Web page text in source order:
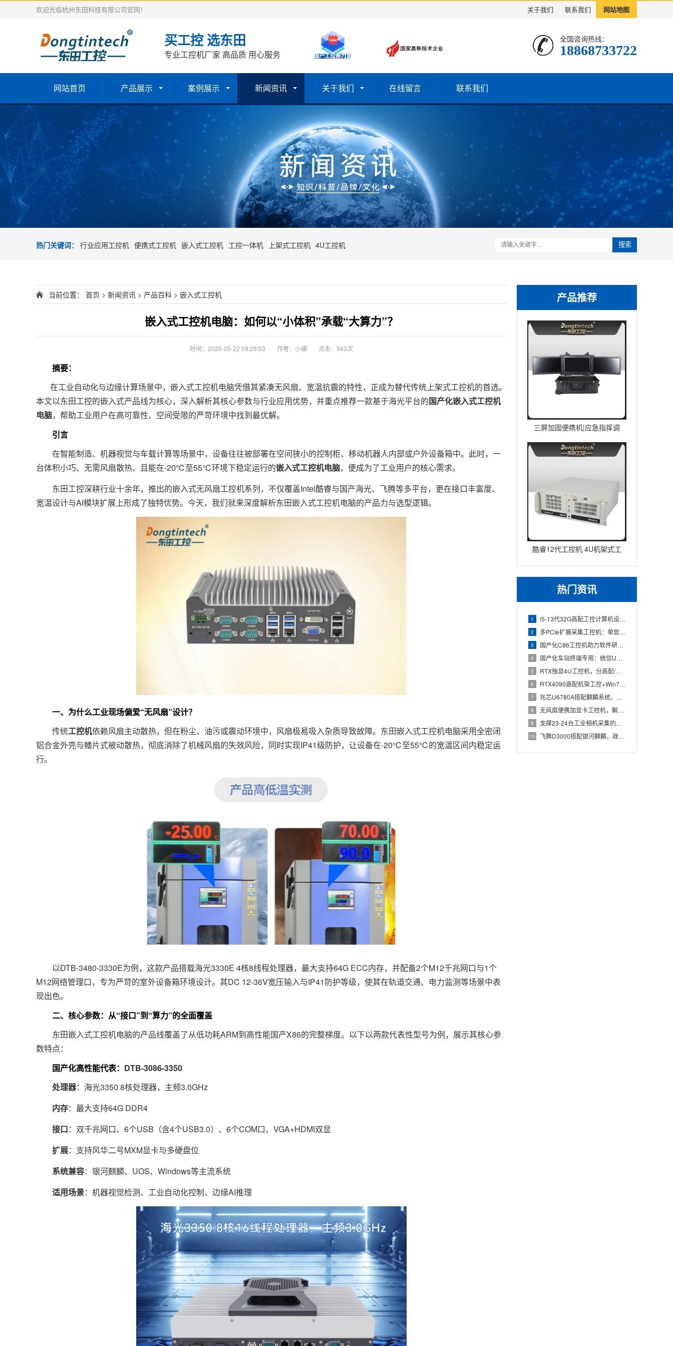
关于我们 联系我们 网站地图
欢迎光临杭州东田科技有限公司官网！
买工控 选东田
专业工控机厂家 高品质 用心服务
全国咨询热线：
18868733722
网站首页 产品展示 案例展示 新闻资讯 关于我们 在线留言 联系我们
热门关键词： 行业应用工控机 便携式工控机 嵌入式工控机 工控一体机 上架式工控机 4U工控机 搜索
产品推荐
三屏加固便携机|应急指挥调
度台移动终端|DTG-U1713-
酷睿12代工控机 4U机架式工
业控制器 DT-610L-IZ
热门资讯
1 i5-13代32G高配工控计算机设备，智能制造工位整机显示成
2 多PCIe扩展采集工控机：单显卡+多路采集卡高性价比方案
3 国产化C86工控机助力软件研发：从需求分析到落地部署
4 国产化车站终端专用：统信UOS兆芯八核嵌入式轨交工控机落地方
5 RTX独显4U工控机，分高配/低配适配无人机作业全场景
6 RTX4090高配机架工控+Win7加固笔记本，航空测控硬件
7 兆芯U6780A搭配麒麟系统，国产化工控机赋能航站楼航显调度
8 无风扇便携加显卡工控机，解决户外高波特率串口采集难题
9 支撑23-24台工业相机采集的高配置工控机解决方案推荐
10 飞腾D3000搭配银河麒麟，政务办公国产飞腾工控机落地方案
当前位置： 首页 > 新闻资讯 > 产品百科 > 嵌入式工控机
嵌入式工控机电脑：如何以“小体积”承载“大算力”？
时间：2026-05-22 09:26:53 作者：小编 点击： 943次
摘要：
在工业自动化与边缘计算场景中，嵌入式工控机电脑凭借其紧凑无风扇、宽温抗震的特性，正成为替代传统上架式工控机的首选。
本文以东田工控的嵌入式产品线为核心，深入解析其核心参数与行业应用优势，并重点推荐一款基于海光平台的国产化嵌入式工控机
电脑，帮助工业用户在高可靠性、空间受限的严苛环境中找到最优解。
引言
在智能制造、机器视觉与车载计算等场景中，设备往往被部署在空间狭小的控制柜、移动机器人内部或户外设备箱中。此时，一
台体积小巧、无需风扇散热、且能在-20℃至55℃环境下稳定运行的嵌入式工控机电脑，便成为了工业用户的核心需求。
东田工控深耕行业十余年，推出的嵌入式无风扇工控机系列，不仅覆盖Intel酷睿与国产海光、飞腾等多平台，更在接口丰富度、
宽温设计与AI模块扩展上形成了独特优势。今天，我们就来深度解析东田嵌入式工控机电脑的产品力与选型逻辑。
一、为什么工业现场偏爱“无风扇”设计？
传统工控机依赖风扇主动散热，但在粉尘、油污或震动环境中，风扇极易吸入杂质导致故障。东田嵌入式工控机电脑采用全密闭
铝合金外壳与鳍片式被动散热，彻底消除了机械风扇的失效风险，同时实现IP41级防护，让设备在-20℃至55℃的宽温区间内稳定运
行。
以DTB-3480-3330E为例，这款产品搭载海光3330E 4核8线程处理器，最大支持64G ECC内存，并配备2个M12千兆网口与1个
M12网络管理口，专为严苛的室外设备箱环境设计。其DC 12-36V宽压输入与IP41防护等级，使其在轨道交通、电力监测等场景中表
现出色。
二、核心参数：从“接口”到“算力”的全面覆盖
东田嵌入式工控机电脑的产品线覆盖了从低功耗ARM到高性能国产X86的完整梯度。以下以两款代表性型号为例，展示其核心参
数特点：
国产化高性能代表： DTB-3086-3350
处理器：海光3350 8核处理器，主频3.0GHz
内存：最大支持64G DDR4
接口：双千兆网口、6个USB（含4个USB3.0）、6个COM口、VGA+HDMI双显
扩展：支持风华二号MXM显卡与多硬盘位
系统兼容：银河麒麟、UOS、Windows等主流系统
适用场景：机器视觉检测、工业自动化控制、边缘AI推理